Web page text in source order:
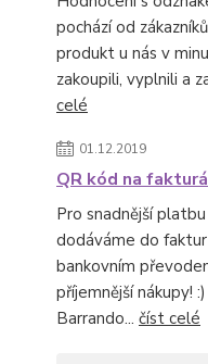
pochází od
produkt u nás v
zakoupili, vyplnili a
celé
01.12.2019
QR kód na
Pro snadnější
dodáváme do
bankovním
příjemnější nákupy!
Barrando... číst celé